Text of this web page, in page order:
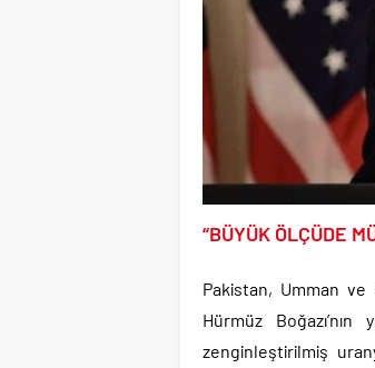
“BÜYÜK ÖLÇÜDE
Pakistan, Umman
Hürmüz Boğazı’nın
zenginleştirilmiş